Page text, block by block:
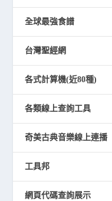
全球最強食譜
台灣聖經網
各式計算機(近80種)
各類線上查詢工具
奇美古典音樂線上連播
工具邦
網頁代碼查詢展示